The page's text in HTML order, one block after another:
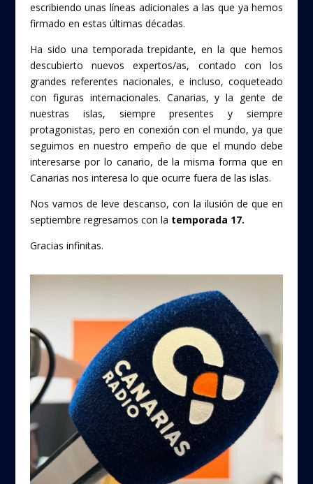
escribiendo unas líneas adicionales a las que ya hemos
firmado en estas últimas décadas.
Ha sido una temporada trepidante, en la que hemos
descubierto nuevos expertos/as, contado con los
grandes referentes nacionales, e incluso, coqueteado
con figuras internacionales. Canarias, y la gente de
nuestras islas, siempre presentes y siempre
protagonistas, pero en conexión con el mundo, ya que
seguimos en nuestro empeño de que el mundo debe
interesarse por lo canario, de la misma forma que en
Canarias nos interesa lo que ocurre fuera de las islas.
Nos vamos de leve descanso, con la ilusión de que en
septiembre regresamos con la temporada 17.
Gracias infinitas.